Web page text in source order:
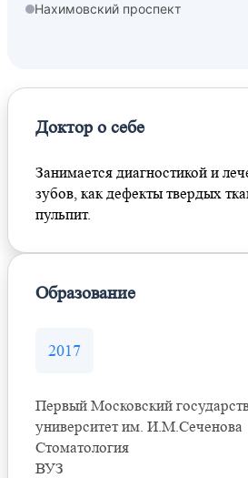
Нахимовский проспект
Доктор о себе
Занимается диагностикой и
зубов, как дефекты твердых
пульпит.
Образование
2017
Первый Московский
университет им. И.М.Сеченова
Стоматология
ВУЗ